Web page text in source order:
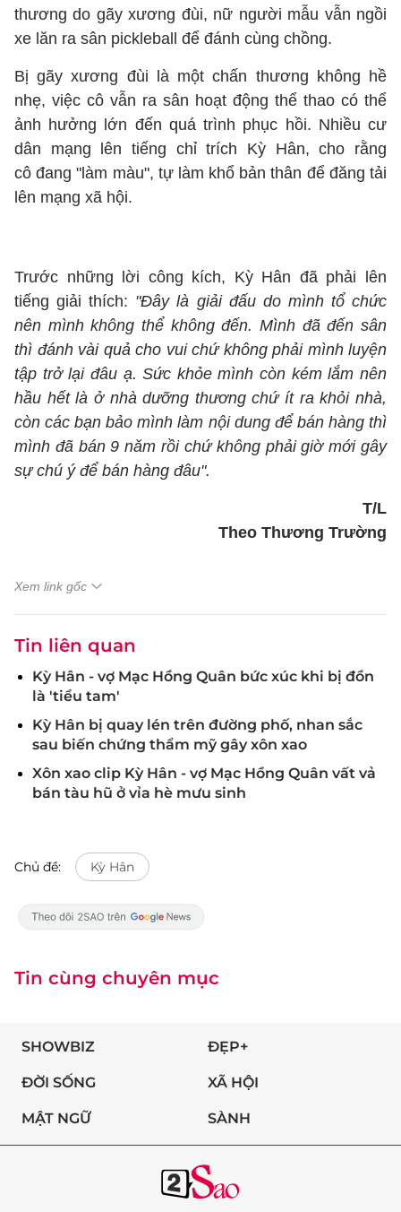
thương do gãy xương đùi, nữ người mẫu vẫn ngồi
xe lăn ra sân pickleball để đánh cùng chồng.
Bị gãy xương đùi là một chấn thương không hề
nhẹ, việc cô vẫn ra sân hoạt động thể thao có thể
ảnh hưởng lớn đến quá trình phục hồi. Nhiều cư
dân mạng lên tiếng chỉ trích Kỳ Hân, cho rằng
cô đang "làm màu", tự làm khổ bản thân để đăng tải
lên mạng xã hội.
Trước những lời công kích, Kỳ Hân đã phải lên
tiếng giải thích: "Đây là giải đấu do mình tổ chức
nên mình không thể không đến. Mình đã đến sân
thì đánh vài quả cho vui chứ không phải mình luyện
tập trở lại đâu ạ. Sức khỏe mình còn kém lắm nên
hầu hết là ở nhà dưỡng thương chứ ít ra khỏi nhà,
còn các bạn bảo mình làm nội dung để bán hàng thì
mình đã bán 9 năm rồi chứ không phải giờ mới gây
sự chú ý để bán hàng đâu".
T/L
Theo Thương Trường
Xem link gốc
Tin liên quan
Kỳ Hân - vợ Mạc Hồng Quân bức xúc khi bị đồn
là 'tiểu tam'
Kỳ Hân bị quay lén trên đường phố, nhan sắc
sau biến chứng thẩm mỹ gây xôn xao
Xôn xao clip Kỳ Hân - vợ Mạc Hồng Quân vất vả
bán tàu hũ ở vỉa hè mưu sinh
Chủ đề: Kỳ Hân
Tin cùng chuyên mục
SHOWBIZ ĐẸP+
ĐỜI SỐNG XÃ HỘI
MẬT NGỮ SÀNH